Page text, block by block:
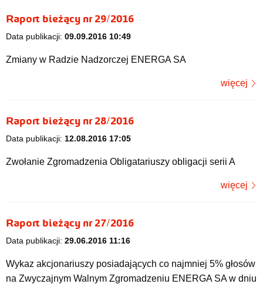
Raport bieżący nr 29/2016
Data publikacji: 09.09.2016 10:49
Zmiany w Radzie Nadzorczej ENERGA SA
więcej
Raport bieżący nr 28/2016
Data publikacji: 12.08.2016 17:05
Zwołanie Zgromadzenia Obligatariuszy obligacji serii A
więcej
Raport bieżący nr 27/2016
Data publikacji: 29.06.2016 11:16
Wykaz akcjonariuszy posiadających co najmniej 5% głosów
na Zwyczajnym Walnym Zgromadzeniu ENERGA SA w dniu